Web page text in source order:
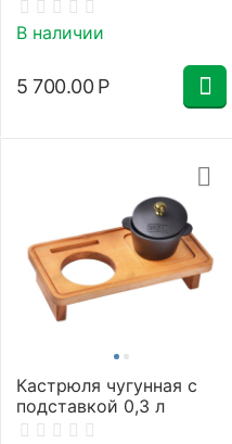
В наличии
5 700.00 Р
Кастрюля чугунная с
подставкой 0,3 л